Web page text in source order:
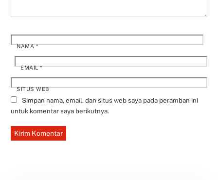
NAMA*
EMAIL*
SITUS WEB
Simpan nama, email, dan situs web saya pada peramban ini
untuk komentar saya berikutnya.